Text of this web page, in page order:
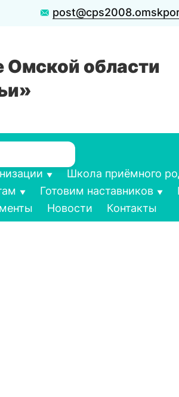
области
Школа приёмного
Готовим наставников
Новости Контакты